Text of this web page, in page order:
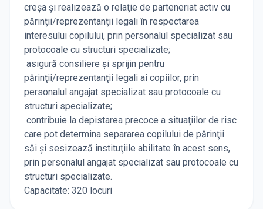
creşa şi realizează o relaţie de parteneriat activ cu
părinţii/reprezentanţii legali în respectarea
interesului copilului, prin personalul specializat sau
protocoale cu structuri specializate;
asigură consiliere şi sprijin pentru
părinţii/reprezentanţii legali ai copiilor, prin
personalul angajat specializat sau protocoale cu
structuri specializate;
contribuie la depistarea precoce a situaţiilor de risc
care pot determina separarea copilului de părinţii
săi şi sesizează instituţiile abilitate în acest sens,
prin personalul angajat specializat sau protocoale cu
structuri specializate.
Capacitate: 320 locuri